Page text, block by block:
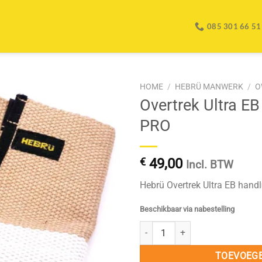
085 301 66 51
HOME / HEBRÜ MANWERK /
Overtrek Ultra
PRO
€ 49,00 Incl. BTW
Hebrü Overtrek Ultra EB
Beschikbaar via nabestelling
Overtrek Ultra EB handlus voor